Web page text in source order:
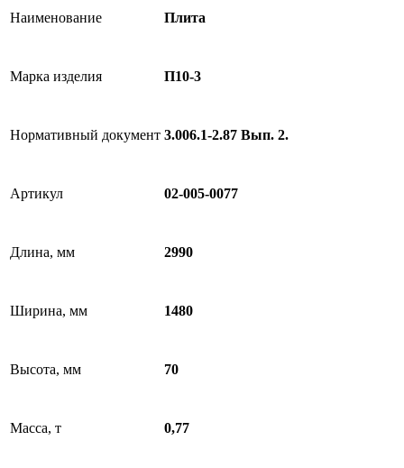
Наименование Плита
Марка изделия П10-3
Нормативный документ 3.006.1-2.87 Вып. 2.
Артикул 02-005-0077
Длина, мм 2990
Ширина, мм 1480
Высота, мм 70
Масса, т 0,77